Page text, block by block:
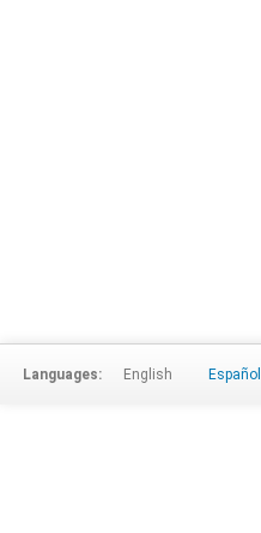
Languages: English Español